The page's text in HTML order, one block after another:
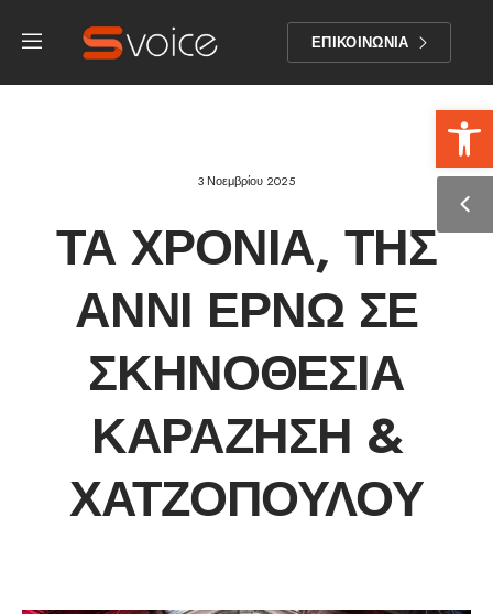
ΕΠΙΚΟΙΝΩΝΙΑ
3 Νοεμβρίου 2025
ΤΑ ΧΡΌΝΙΑ, ΤΗΣ
ΑΝΝΊ ΕΡΝΏ ΣΕ
ΣΚΗΝΟΘΕΣΊΑ
ΚΑΡΑΖΉΣΗ &
ΧΑΤΖΌΠΟΥΛΟΥ